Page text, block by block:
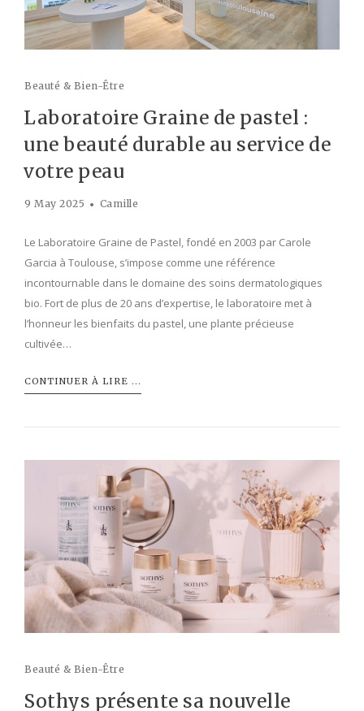
Beauté & Bien-Être
Laboratoire Graine de pastel :
une beauté durable au service de
votre peau
9 May 2025 Camille
Le Laboratoire Graine de Pastel, fondé en 2003 par Carole
Garcia à Toulouse, s’impose comme une référence
incontournable dans le domaine des soins dermatologiques
bio. Fort de plus de 20 ans d’expertise, le laboratoire met à
l’honneur les bienfaits du pastel, une plante précieuse
cultivée…
CONTINUER À LIRE ...
Beauté & Bien-Être
Sothys présente sa nouvelle